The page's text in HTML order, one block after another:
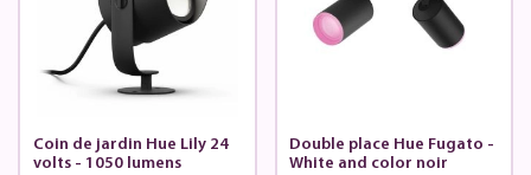
Coin de jardin Hue Lily 24
volts - 1050 lumens
Double place Hue Fugato -
White and color noir